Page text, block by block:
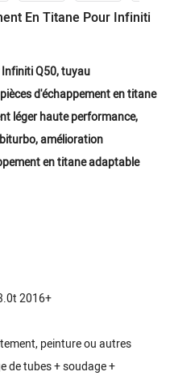
En Titane Pour Infiniti
Q50, tuyau
d'échappement en titane
léger haute performance,
amélioration
en titane adaptable
2016+
peinture ou autres
de tubes + soudage +